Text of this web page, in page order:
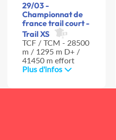
29/03 -
Championnat de
france trail court -
Trail XS
TCF / TCM - 28500
m / 1295 m D+ /
41450 m effort
Plus d'infos